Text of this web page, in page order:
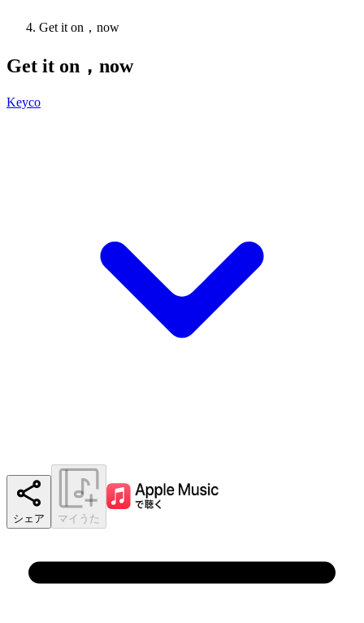
Get it on，now
Get it on，now
Keyco
シェア マイうた